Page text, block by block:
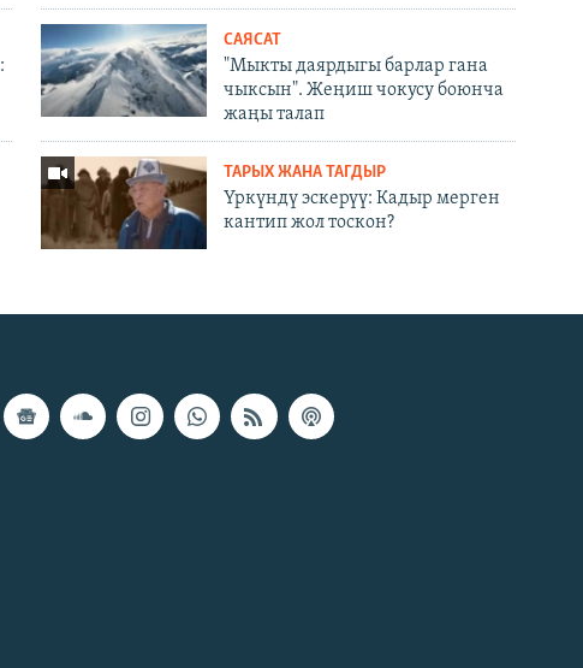
САЯСАТ
"Мыкты даярдыгы барлар гана
чыксын". Жеңиш чокусу боюнча
жаңы талап
ТАРЫХ ЖАНА ТАГДЫР
Үркүндү эскерүү: Кадыр мерген
кантип жол тоскон?